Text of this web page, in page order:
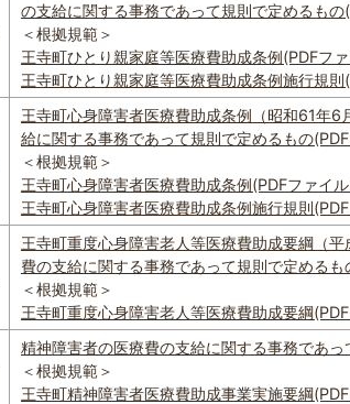
の支給に関する事務であって規則で定めるも
＜根拠規範＞
王寺町ひとり親家庭等医療費助成条例(PDFフ
王寺町ひとり親家庭等医療費助成条例施行規
王寺町心身障害者医療費助成条例（昭和61年
給に関する事務であって規則で定めるもの
＜根拠規範＞
王寺町心身障害者医療費助成条例(PDFファイ
王寺町心身障害者医療費助成条例施行規則
王寺町重度心身障害老人等医療費助成要綱（
費の支給に関する事務であって規則で定める
＜根拠規範＞
王寺町重度心身障害老人等医療費助成要綱
精神障害者の医療費の支給に関する事務であ
＜根拠規範＞
王寺町精神障害者医療費助成事業実施要綱